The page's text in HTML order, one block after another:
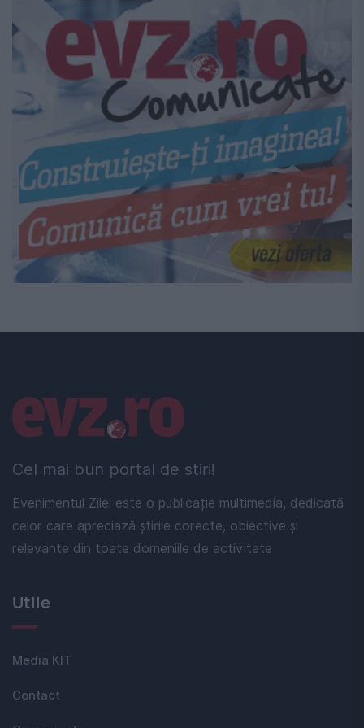
Cel mai bun portal de stiri!
Evenimentul Zilei este o publicație multimedia, dedicată
celor care apreciază știrile corecte, obiective și
relevante din toate domeniile de activitate
Linkuri utile
Utile
Media KIT
Contact